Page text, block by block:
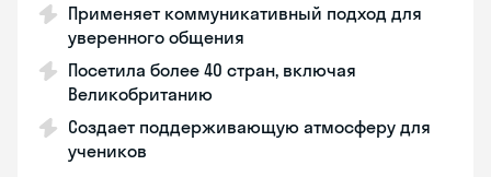
Применяет коммуникативный подход для
уверенного общения
Посетила более 40 стран, включая
Великобританию
Создает поддерживающую атмосферу для
учеников